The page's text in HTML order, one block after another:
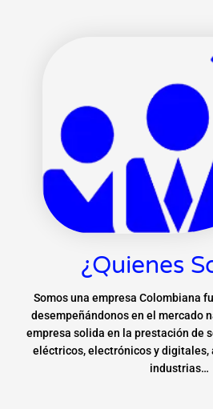
¿Quienes
Somos una empresa Colombiana
desempeñándonos en el mercado
empresa solida en la prestación de
eléctricos, electrónicos y digitales,
industrias…